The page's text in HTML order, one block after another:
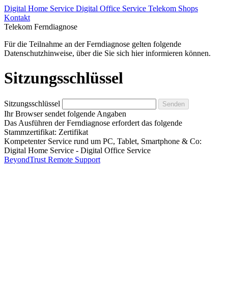
Digital Home Service Digital Office Service Telekom Shops
Kontakt
Telekom Ferndiagnose
Für die Teilnahme an der Ferndiagnose gelten folgende
Datenschutzhinweise, über die Sie sich hier informieren können.
Sitzungsschlüssel
Sitzungsschlüssel
Ihr Browser sendet folgende Angaben
Das Ausführen der Ferndiagnose erfordert das folgende
Stammzertifikat: Zertifikat
Kompetenter Service rund um PC, Tablet, Smartphone & Co:
Digital Home Service - Digital Office Service
BeyondTrust Remote Support